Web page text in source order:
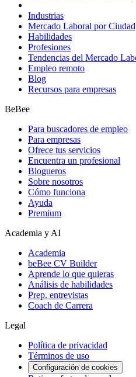
Industrias
Mercado Laboral por Ciudad
Habilidades
Profesiones
Tendencias del Mercado
Empleo remoto
Blog
Recursos para empresas
BeBee
Para buscadores de empleo
Para empresas
Ofrece tus servicios
Encuentra un profesional
Blogueros
Sobre nosotros
Cómo funciona
Ayuda
Premium
Academia y AI
Academia
beBee CV Builder
Aprende lo que quieras
Análisis de habilidades
Prep. entrevistas
Coach de Carrera
Legal
Política de privacidad
Términos de uso
Configuración de cookies